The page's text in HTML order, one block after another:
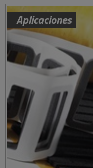
Aplicaciones